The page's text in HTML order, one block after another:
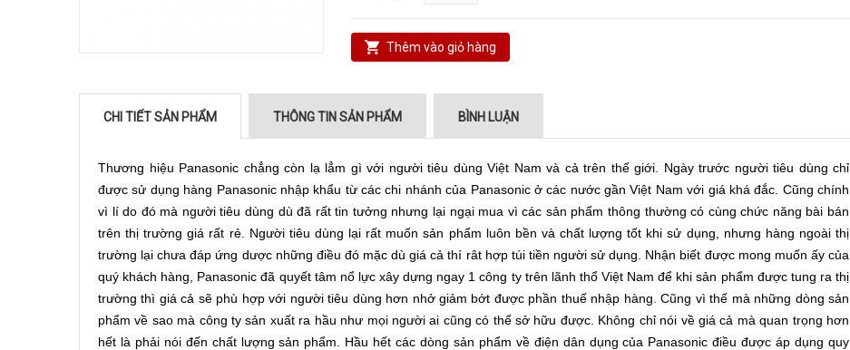
Thêm vào giỏ hàng
CHI TIẾT SẢN PHẨM THÔNG TIN SẢN PHẨM BÌNH LUẬN
Thương hiệu Panasonic chẳng còn lạ lẳm gì với người tiêu dùng Việt Nam và cả trên thế giới. Ngày trước người tiêu dùng chỉ
được sử dụng hàng Panasonic nhập khẩu từ các chi nhánh của Panasonic ở các nước gần Việt Nam với giá khá đắc. Cũng chính
vì lí do đó mà người tiêu dùng dù đã rất tin tưởng nhưng lại ngại mua vì các sản phẩm thông thường có cùng chức năng bài bán
trên thị trường giá rất rẻ. Người tiêu dùng lại rất muốn sản phẩm luôn bền và chất lượng tốt khi sử dụng, nhưng hàng ngoài thị
trường lại chưa đáp ứng dược những điều đó mặc dù giá cả thí rât hợp túi tiền người sử dụng. Nhận biết được mong muốn ấy của
quý khách hàng, Panasonic đã quyết tâm nổ lực xây dựng ngay 1 công ty trên lãnh thổ Việt Nam để khi sản phẩm được tung ra thị
trường thì giá cả sẽ phù hợp với người tiêu dùng hơn nhở giảm bớt được phần thuế nhập hàng. Cũng vì thế mà những dòng sản
phẩm về sao mà công ty sản xuất ra hầu như mọi người ai cũng có thể sở hữu được. Không chỉ nói về giá cả mà quan trọng hơn
hết là phải nói đến chất lượng sản phẩm. Hầu hết các dòng sản phẩm về điện dân dụng của Panasonic điều được áp dụng quy